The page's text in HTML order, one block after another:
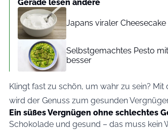
Gerade lesen andere
Japans viraler
Selbstgemachtes Pesto
besser
Klingt fast zu schön, um wahr zu sein?
wird der Genuss zum gesunden
Ein süßes Vergnügen ohne schlechtes
Schokolade und gesund – das muss kein